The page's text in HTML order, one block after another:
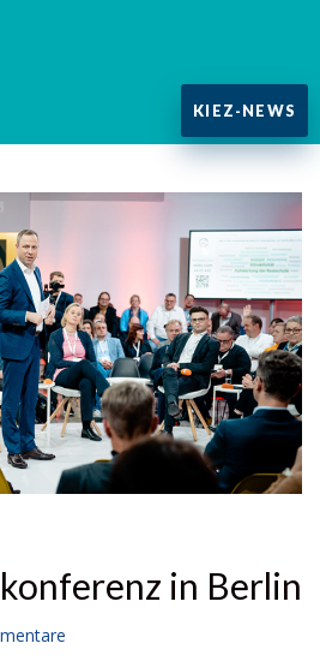
KIEZ-NEWS
in Berlin